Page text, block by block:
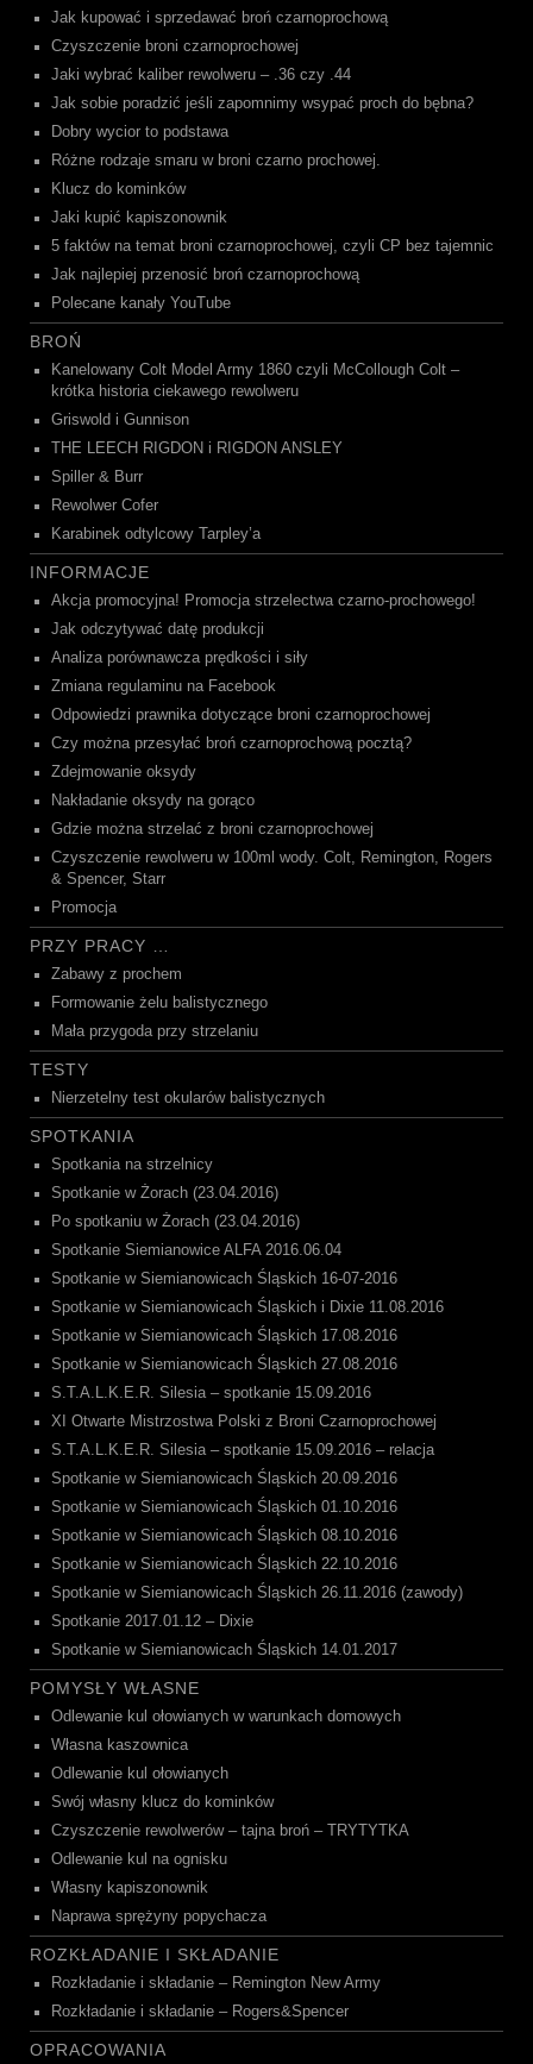
Jak kupować i sprzedawać broń czarnoprochową
Czyszczenie broni czarnoprochowej
Jaki wybrać kaliber rewolweru – .36 czy .44
Jak sobie poradzić jeśli zapomnimy wsypać proch do bębna?
Dobry wycior to podstawa
Różne rodzaje smaru w broni czarno prochowej.
Klucz do kominków
Jaki kupić kapiszonownik
5 faktów na temat broni czarnoprochowej, czyli CP bez tajemnic
Jak najlepiej przenosić broń czarnoprochową
Polecane kanały YouTube
BROŃ
Kanelowany Colt Model Army 1860 czyli McCollough Colt –
krótka historia ciekawego rewolweru
Griswold i Gunnison
THE LEECH RIGDON i RIGDON ANSLEY
Spiller & Burr
Rewolwer Cofer
Karabinek odtylcowy Tarpley’a
INFORMACJE
Akcja promocyjna! Promocja strzelectwa czarno-prochowego!
Jak odczytywać datę produkcji
Analiza porównawcza prędkości i siły
Zmiana regulaminu na Facebook
Odpowiedzi prawnika dotyczące broni czarnoprochowej
Czy można przesyłać broń czarnoprochową pocztą?
Zdejmowanie oksydy
Nakładanie oksydy na gorąco
Gdzie można strzelać z broni czarnoprochowej
Czyszczenie rewolweru w 100ml wody. Colt, Remington, Rogers
& Spencer, Starr
Promocja
PRZY PRACY …
Zabawy z prochem
Formowanie żelu balistycznego
Mała przygoda przy strzelaniu
TESTY
Nierzetelny test okularów balistycznych
SPOTKANIA
Spotkania na strzelnicy
Spotkanie w Żorach (23.04.2016)
Po spotkaniu w Żorach (23.04.2016)
Spotkanie Siemianowice ALFA 2016.06.04
Spotkanie w Siemianowicach Śląskich 16-07-2016
Spotkanie w Siemianowicach Śląskich i Dixie 11.08.2016
Spotkanie w Siemianowicach Śląskich 17.08.2016
Spotkanie w Siemianowicach Śląskich 27.08.2016
S.T.A.L.K.E.R. Silesia – spotkanie 15.09.2016
XI Otwarte Mistrzostwa Polski z Broni Czarnoprochowej
S.T.A.L.K.E.R. Silesia – spotkanie 15.09.2016 – relacja
Spotkanie w Siemianowicach Śląskich 20.09.2016
Spotkanie w Siemianowicach Śląskich 01.10.2016
Spotkanie w Siemianowicach Śląskich 08.10.2016
Spotkanie w Siemianowicach Śląskich 22.10.2016
Spotkanie w Siemianowicach Śląskich 26.11.2016 (zawody)
Spotkanie 2017.01.12 – Dixie
Spotkanie w Siemianowicach Śląskich 14.01.2017
POMYSŁY WŁASNE
Odlewanie kul ołowianych w warunkach domowych
Własna kaszownica
Odlewanie kul ołowianych
Swój własny klucz do kominków
Czyszczenie rewolwerów – tajna broń – TRYTYTKA
Odlewanie kul na ognisku
Własny kapiszonownik
Naprawa sprężyny popychacza
ROZKŁADANIE I SKŁADANIE
Rozkładanie i składanie – Remington New Army
Rozkładanie i składanie – Rogers&Spencer
OPRACOWANIA